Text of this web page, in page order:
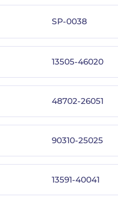
SP-0038
13505-46020
48702-26051
90310-25025
13591-40041